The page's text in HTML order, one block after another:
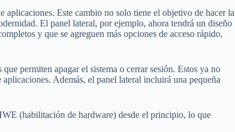
aplicaciones. Este cambio no solo tiene el objetivo de hacer la
El panel lateral, por ejemplo, ahora tendrá un diseño
y que se agreguen más opciones de acceso rápido,
permiten apagar el sistema o cerrar sesión. Estos ya no
Además, el panel lateral incluirá una pequeña
(habilitación de hardware) desde el principio, lo que